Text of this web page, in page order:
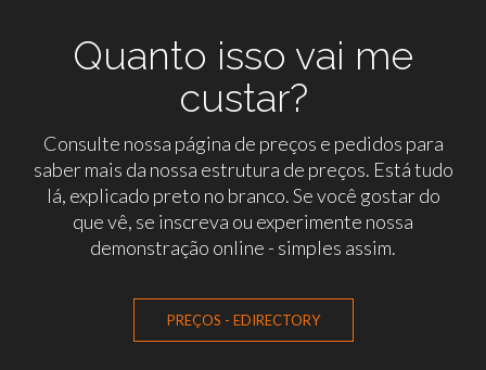
Quanto isso vai me
custar?
Consulte nossa página de preços e pedidos para
saber mais da nossa estrutura de preços. Está tudo
lá, explicado preto no branco. Se você gostar do
que vê, se inscreva ou experimente nossa
demonstração online - simples assim.
PREÇOS - EDIRECTORY